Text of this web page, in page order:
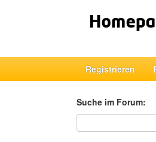
Registrieren
Suche im Forum:
Suche im Forum